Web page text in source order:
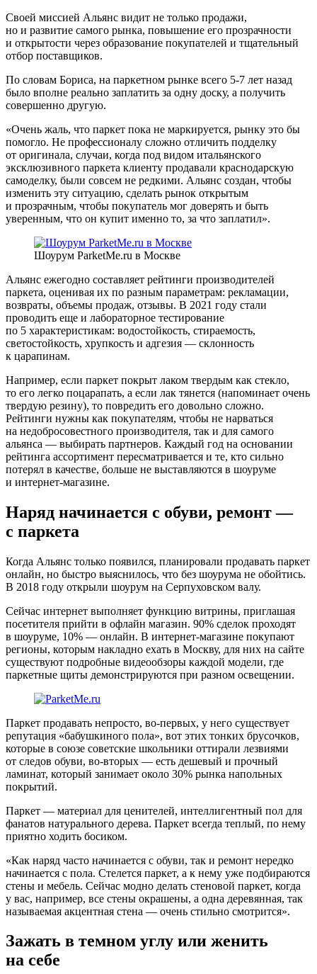
Своей миссией Альянс видит не только продажи,
но и развитие самого рынка, повышение его прозрачности
и открытости через образование покупателей и тщательный
отбор поставщиков.
По словам Бориса, на паркетном рынке всего 5-7 лет назад
было вполне реально заплатить за одну доску, а получить
совершенно другую.
«Очень жаль, что паркет пока не маркируется, рынку это бы
помогло. Не профессионалу сложно отличить подделку
от оригинала, случаи, когда под видом итальянского
эксклюзивного паркета клиенту продавали краснодарскую
самоделку, были совсем не редкими. Альянс создан, чтобы
изменить эту ситуацию, сделать рынок открытым
и прозрачным, чтобы покупатель мог доверять и быть
уверенным, что он купит именно то, за что заплатил».
Шоурум ParketMe.ru в Москве
Альянс ежегодно составляет рейтинги производителей
паркета, оценивая их по разным параметрам: рекламации,
возвраты, объемы продаж, отзывы. В 2021 году стали
проводить еще и лабораторное тестирование
по 5 характеристикам: водостойкость, стираемость,
светостойкость, хрупкость и адгезия — склонность
к царапинам.
Например, если паркет покрыт лаком твердым как стекло,
то его легко поцарапать, а если лак тянется (напоминает очень
твердую резину), то повредить его довольно сложно.
Рейтинги нужны как покупателям, чтобы не нарваться
на недобросовестного производителя, так и для самого
альянса — выбирать партнеров. Каждый год на основании
рейтинга ассортимент пересматривается и те, кто сильно
потерял в качестве, больше не выставляются в шоуруме
и интернет-магазине.
Наряд начинается с обуви, ремонт —
с паркета
Когда Альянс только появился, планировали продавать паркет
онлайн, но быстро выяснилось, что без шоурума не обойтись.
В 2018 году открыли шоурум на Серпуховском валу.
Сейчас интернет выполняет функцию витрины, приглашая
посетителя прийти в офлайн магазин. 90% сделок проходят
в шоуруме, 10% — онлайн. В интернет-магазине покупают
регионы, которым накладно ехать в Москву, для них на сайте
существуют подробные видеообзоры каждой модели, где
паркетные щиты демонстрируются при разном освещении.
Паркет продавать непросто, во-первых, у него существует
репутация «бабушкиного пола», вот этих тонких брусочков,
которые в союзе советские школьники оттирали лезвиями
от следов обуви, во-вторых — есть дешевый и прочный
ламинат, который занимает около 30% рынка напольных
покрытий.
Паркет — материал для ценителей, интеллигентный пол для
фанатов натурального дерева. Паркет всегда теплый, по нему
приятно ходить босиком.
«Как наряд часто начинается с обуви, так и ремонт нередко
начинается с пола. Стелется паркет, а к нему уже подбираются
стены и мебель. Сейчас модно делать стеновой паркет, когда
у вас, например, все стены окрашены, а одна деревянная, так
называемая акцентная стена — очень стильно смотрится».
Зажать в темном углу или женить
на себе